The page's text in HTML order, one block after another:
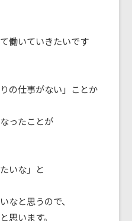
働いていきたいです
の仕事がない」ことか
ったことが
いな」と
なと思うので、
思います。